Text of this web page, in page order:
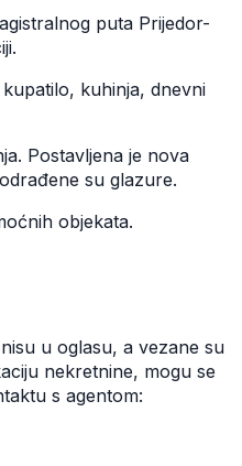
puta Prijedor-
kuhinja, dnevni
Postavljena je nova
su glazure.
objekata.
u oglasu, a vezane su
nekretnine, mogu se
s agentom: